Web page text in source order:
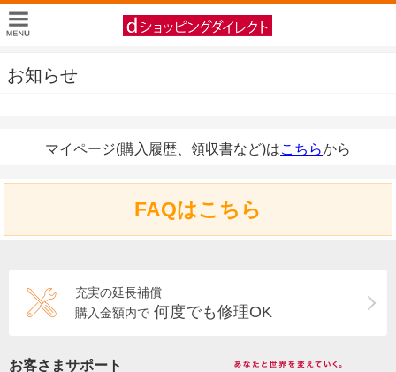
お知らせ
マイページ(購入履歴、領収書など)はこちらから
FAQはこちら
充実の延長補償
購入金額内で 何度でも修理OK
お客さまサポート